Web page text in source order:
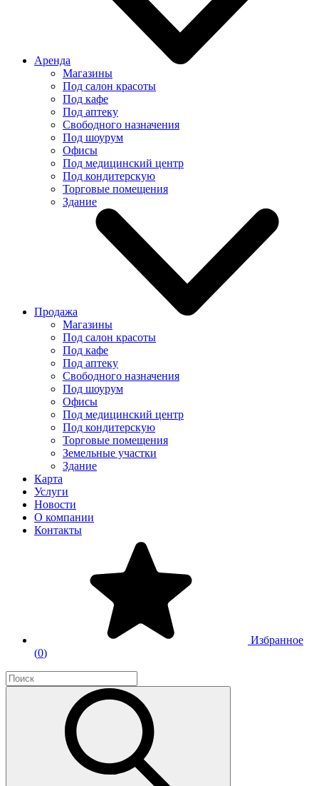
Аренда
Магазины
Под салон красоты
Под кафе
Под аптеку
Свободного назначения
Под шоурум
Офисы
Под медицинский центр
Под кондитерскую
Торговые помещения
Здание
Продажа
Магазины
Под салон красоты
Под кафе
Под аптеку
Свободного назначения
Под шоурум
Офисы
Под медицинский центр
Под кондитерскую
Торговые помещения
Земельные участки
Здание
Карта
Услуги
Новости
О компании
Контакты
Избранное
(0)